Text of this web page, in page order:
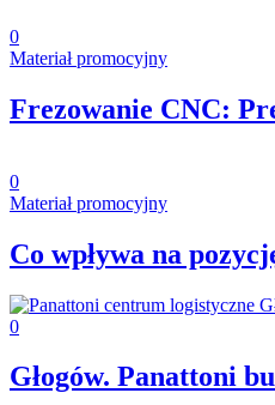
0
Materiał promocyjny
Frezowanie CNC:
0
Materiał promocyjny
Co wpływa na
0
Głogów. Panattoni